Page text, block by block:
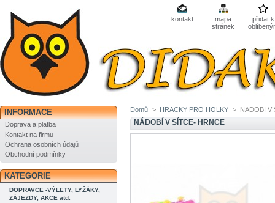
kontakt
mapa
stránek
přidat k
INFORMACE
Doprava a platba
Kontakt na firmu
Ochrana osobních údajů
Obchodní podmínky
KATEGORIE
DOPRAVCE -VÝLETY, LYŽÁKY,
ZÁJEZDY, AKCE atd.
Domů > HRAČKY PRO HOLKY > NÁDOBÍ V
NÁDOBÍ V SÍTCE- HRNCE